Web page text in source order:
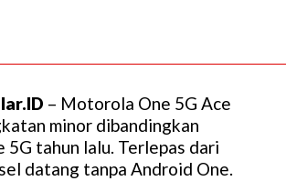
– Motorola One 5G Ace
minor dibandingkan
tahun lalu. Terlepas dari
datang tanpa Android One.